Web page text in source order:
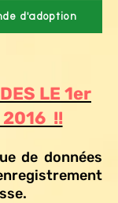
d'adoption
LE 1er
2016 !!
de données